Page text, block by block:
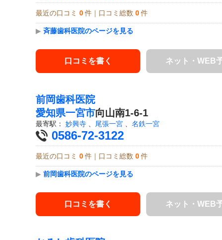
最近の口コミ 0 件｜口コミ総数 0 件
▶ 斉藤歯科医院のページを見る
口コミを書く ネット・WEB
前岡歯科医院
愛知県一宮市向山南1-6-1
最寄駅： 妙興寺 尾張一宮 名鉄一宮
0586-72-3122
最近の口コミ 0 件｜口コミ総数 0 件
▶ 前岡歯科医院のページを見る
口コミを書く ネット・WEB